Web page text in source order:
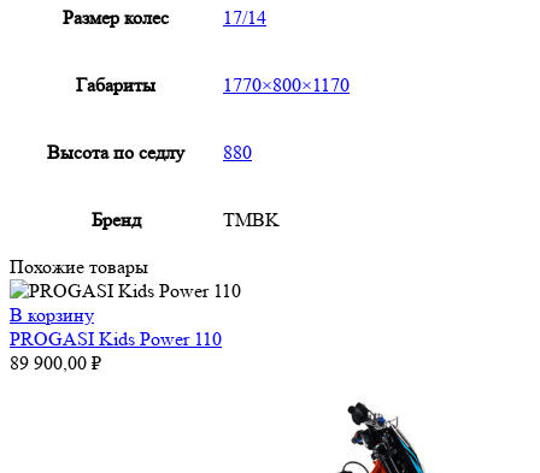
Размер колес 17/14
Габариты 1770×800×1170
Высота по седлу 880
Бренд TMBK
Похожие товары
В корзину
PROGASI Kids Power 110
89 900,00 ₽